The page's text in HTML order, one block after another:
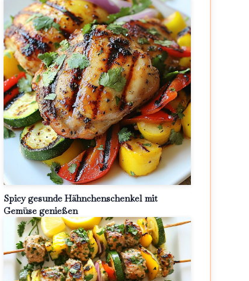
Spicy gesunde Hähnchenschenkel mit
Gemüse genießen